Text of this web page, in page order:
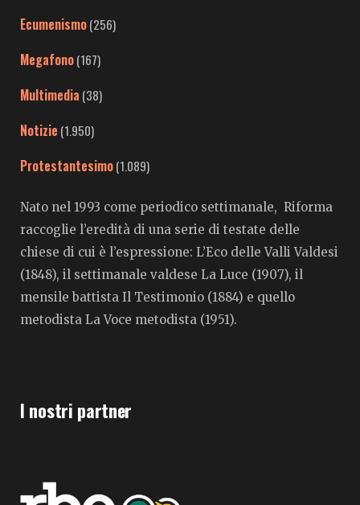
Ecumenismo(256)
Megafono(167)
Multimedia (38)
Notizie (1.950)
Protestantesimo(1.089)
Nato nel 1993 come periodico settimanale, Riforma
raccoglie l’eredità di una serie di testate delle
chiese di cui è l’espressione: L’Eco delle Valli Valdesi
(1848), il settimanale valdese La Luce (1907), il
mensile battista Il Testimonio (1884) e quello
metodista La Voce metodista (1951).
I nostri partner